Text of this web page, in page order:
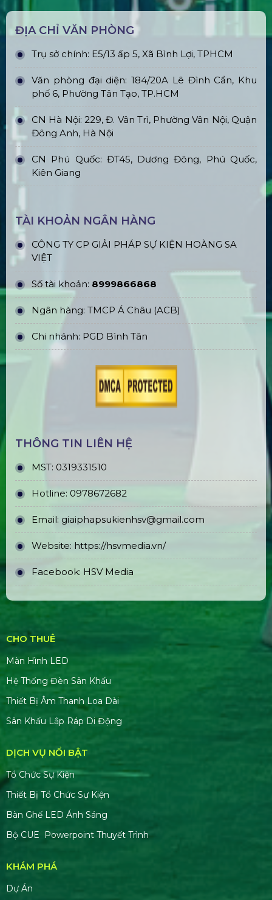
ĐỊA CHỈ VĂN PHÒNG
Trụ sở chính: E5/13 ấp 5, Xã Bình Lợi, TPHCM
Văn phòng đại diện: 184/20A Lê Đình Cẩn, Khu
phố 6, Phường Tân Tạo, TP.HCM
CN Hà Nội: 229, Đ. Vân Trì, Phường Vân Nội, Quận
Đông Anh, Hà Nội
CN Phú Quốc: ĐT45, Dương Đông, Phú Quốc,
Kiên Giang
TÀI KHOẢN NGÂN HÀNG
CÔNG TY CP GIẢI PHÁP SỰ KIỆN HOÀNG SA
VIỆT
Số tài khoản: 8999866868
Ngân hàng: TMCP Á Châu (ACB)
Chi nhánh: PGD Bình Tân
THÔNG TIN LIÊN HỆ
MST: 0319331510
Hotline: 0978672682
Email: giaiphapsukienhsv@gmail.com
Website: https://hsvmedia.vn/
Facebook: HSV Media
CHO THUÊ
Màn Hình LED
Hệ Thống Đèn Sân Khấu
Thiết Bị Âm Thanh Loa Dài
Sân Khấu Lắp Ráp Di Động
DỊCH VỤ NỔI BẬT
Tổ Chức Sự Kiện
Thiết Bị Tổ Chức Sự Kiện
Bàn Ghế LED Ánh Sáng
Bộ CUE Powerpoint Thuyết Trình
KHÁM PHÁ
Dự Án